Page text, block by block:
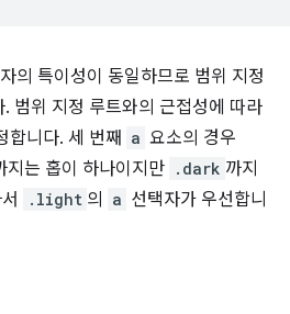
의 특이성이 동일하므로 범위 지정
범위 지정 루트와의 근접성에 따라
합니다. 세 번째 a 요소의 경우
지는 홉이 하나이지만 .dark 까지
.light 의 a 선택자가 우선합니